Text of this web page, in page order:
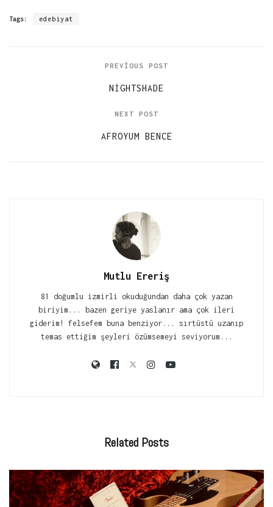
Tags: edebiyat
PREVIOUS POST
NIGHTSHADE
NEXT POST
AFROYUM BENCE
Mutlu Ereriş
81 doğumlu izmirli okuduğundan daha çok yazan
biriyim... bazen geriye yaslanır ama çok ileri
giderim! felsefem buna benziyor... sırtüstü uzanıp
temas ettiğim şeyleri özümsemeyi seviyorum...
Related Posts